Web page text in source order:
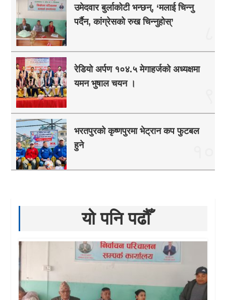
उमेदवार बुर्लाकोटी भन्छन्, ‘मलाई चिन्नु
पर्दैन, कांग्रेसको रुख चिन्नुहोस्’
रेडियो अर्पण १०४.५ मेगाहर्जको अध्यक्षमा
यमन भुषाल चयन ।
भरतपुरको कृष्णपुरमा भेट्रान कप फुटबल
हुने
यो पनि पढौँ